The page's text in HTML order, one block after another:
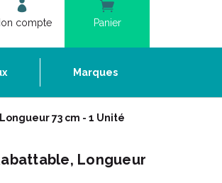
compte Panier
Marques
73 cm - 1 Unité
Longueur